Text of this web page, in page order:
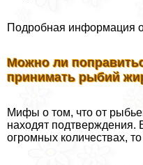
Подробная информация
Можно ли
принимать рыбий
Мифы о том, что от
находят подтверждения.
огромных количествах,